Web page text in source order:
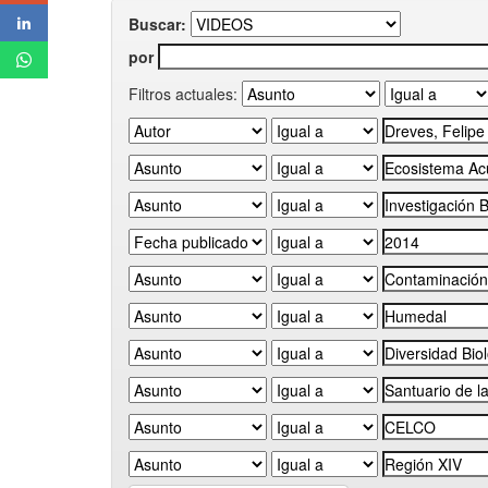
Buscar:
por
Filtros actuales: